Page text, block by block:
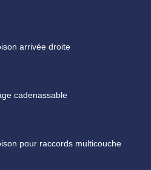
arrivée droite
cadenassable
pour raccords multicouche